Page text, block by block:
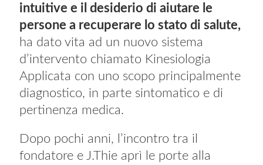
intuitive e il desiderio di aiutare le
persone a recuperare lo stato di salute,
ha dato vita ad un nuovo sistema
d’intervento chiamato Kinesiologia
Applicata con uno scopo principalmente
diagnostico, in parte sintomatico e di
pertinenza medica.
Dopo pochi anni, l’incontro tra il
fondatore e J.Thie aprì le porte alla